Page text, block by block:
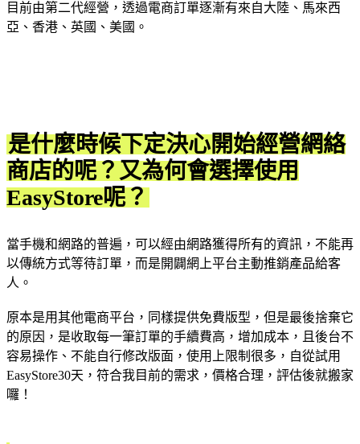
目前由第二代經營，透過電商訂單逐漸有來自大陸、馬來西
亞、香港、英國、美國。
是什麼時候下定決心開始經營網絡
商店的呢？又為何會選擇使用
EasyStore呢？
當手機和網路的普遍，可以經由網路獲得所有的資訊，不能再
以傳統方式等待訂單，而是開闢網上平台主動推銷產品給客
⼈。
原本是用其他電商平台，同樣提供免費版型，但是最後捨棄它
的原因，是收取每一筆訂單的手續費高，增加成本，且後台不
容易操作、不能自行修改版面，使用上限制很多，自從試用
EasyStore30天，符合我目前的需求，價格合理，評估後就搬家
囉！